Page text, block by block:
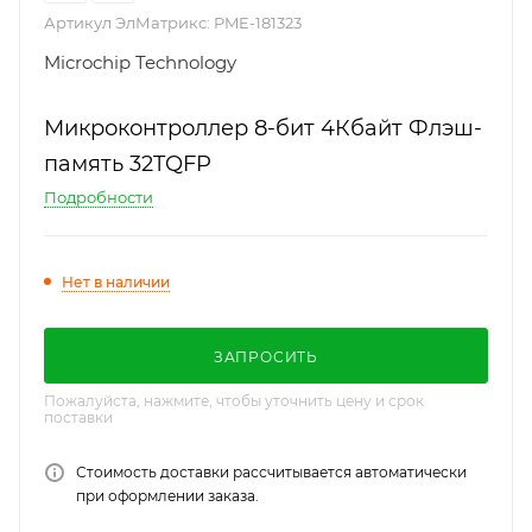
Артикул ЭлМатрикс: PME-181323
Microchip Technology
Микроконтроллер 8-бит 4Кбайт Флэш-
память 32TQFP
Подробности
Нет в наличии
ЗАПРОСИТЬ
Пожалуйста, нажмите, чтобы уточнить цену и срок
поставки
Стоимость доставки рассчитывается автоматически
при оформлении заказа.